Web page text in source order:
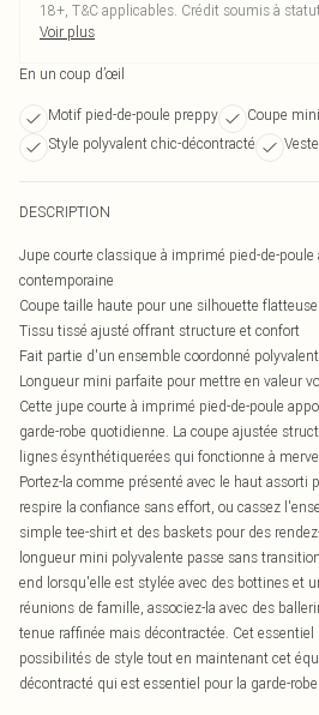
18+, T&C applicables. Crédit soumis à
Voir plus
En un coup d’œil
Motif pied-de-poule preppy
Coupe
Style polyvalent chic-décontracté
DESCRIPTION
Jupe courte classique à imprimé pied-de-poule
contemporaine
Coupe taille haute pour une silhouette flatteuse
Tissu tissé ajusté offrant structure et confort
Fait partie d'un ensemble coordonné
Longueur mini parfaite pour mettre en valeur
Cette jupe courte à imprimé pied-de-poule
garde-robe quotidienne. La coupe ajustée
lignes ésynthétiquerées qui fonctionne à
Portez-la comme présenté avec le haut assorti
respire la confiance sans effort, ou cassez
simple tee-shirt et des baskets pour des
longueur mini polyvalente passe sans
end lorsqu'elle est stylée avec des bottines et
réunions de famille, associez-la avec des
tenue raffinée mais décontractée. Cet
possibilités de style tout en maintenant cet
décontracté qui est essentiel pour la garde-